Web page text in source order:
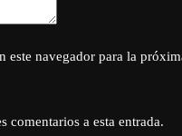
navegador para la
comentarios a esta entrada.